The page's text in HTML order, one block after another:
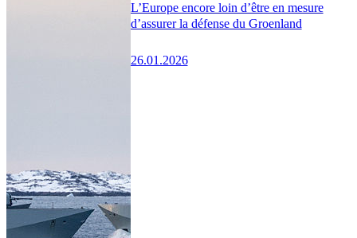
L’Europe encore loin d’être en mesure
d’assurer la défense du Groenland
26.01.2026